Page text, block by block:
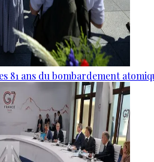
81 ans du bombardement